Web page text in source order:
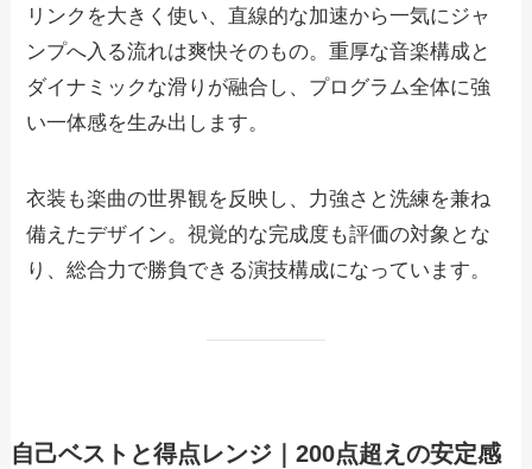
リンクを大きく使い、直線的な加速から一気にジャ
ンプへ入る流れは爽快そのもの。重厚な音楽構成と
ダイナミックな滑りが融合し、プログラム全体に強
い一体感を生み出します。
衣装も楽曲の世界観を反映し、力強さと洗練を兼ね
備えたデザイン。視覚的な完成度も評価の対象とな
り、総合力で勝負できる演技構成になっています。
自己ベストと得点レンジ｜200点超えの安定感